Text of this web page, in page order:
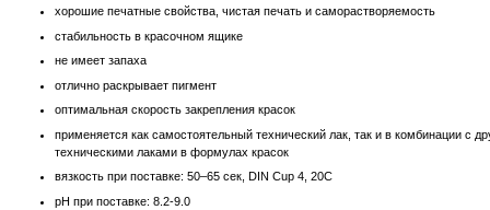
хорошие печатные свойства, чистая печать и саморастворяемость
стабильность в красочном ящике
не имеет запаха
отлично раскрывает пигмент
оптимальная скорость закрепления красок
применяется как самостоятельный технический лак, так и в комбинации с
техническими лаками в формулах красок
вязкость при поставке: 50–65 cек, DIN Cup 4, 20C
рH при поставке: 8.2-9.0